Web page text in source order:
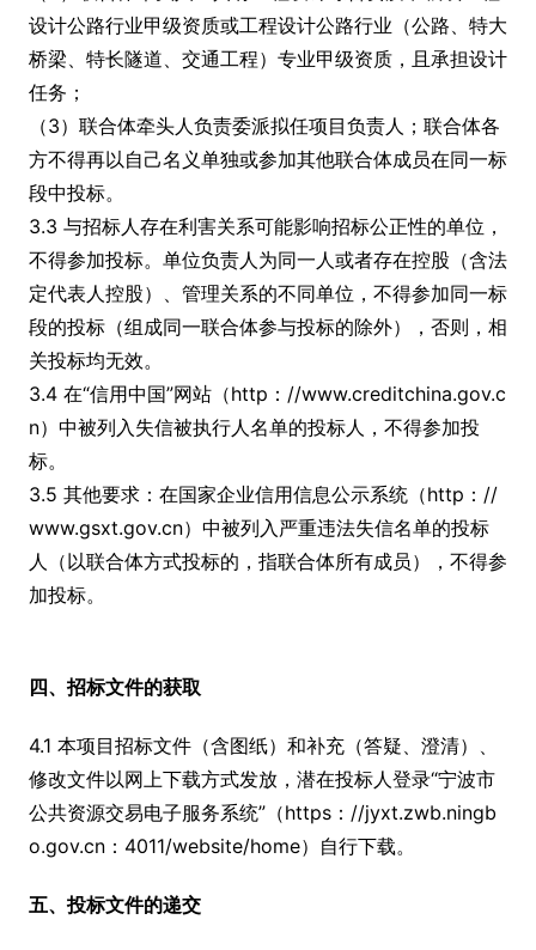
设计公路行业甲级资质或工程设计公路行业（公路、特大
桥梁、特长隧道、交通工程）专业甲级资质，且承担设计
任务；
（3）联合体牵头人负责委派拟任项目负责人；联合体各
方不得再以自己名义单独或参加其他联合体成员在同一标
段中投标。
3.3 与招标人存在利害关系可能影响招标公正性的单位，
不得参加投标。单位负责人为同一人或者存在控股（含法
定代表人控股）、管理关系的不同单位，不得参加同一标
段的投标（组成同一联合体参与投标的除外），否则，相
关投标均无效。
3.4 在“信用中国”网站（http：//www.creditchina.gov.c
n）中被列入失信被执行人名单的投标人，不得参加投
标。
3.5 其他要求：在国家企业信用信息公示系统（http：//
www.gsxt.gov.cn）中被列入严重违法失信名单的投标
人（以联合体方式投标的，指联合体所有成员），不得参
加投标。
四、招标文件的获取
4.1 本项目招标文件（含图纸）和补充（答疑、澄清）、
修改文件以网上下载方式发放，潜在投标人登录“宁波市
公共资源交易电子服务系统”（https：//jyxt.zwb.ningb
o.gov.cn：4011/website/home）自行下载。
五、投标文件的递交